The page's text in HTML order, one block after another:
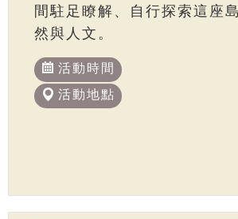
間駐足瞭解、自行探索這座
然與人文。
活動時間
活動地點